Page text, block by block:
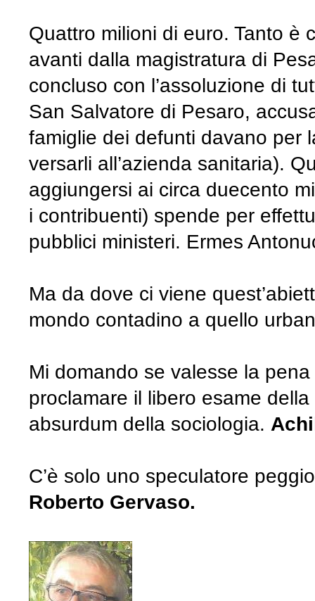
Quattro milioni di euro. Tanto è
avanti dalla magistratura di
concluso con l’assoluzione di
San Salvatore di Pesaro,
famiglie dei defunti davano per
versarli all’azienda sanitaria).
aggiungersi ai circa duecento
i contribuenti) spende per
pubblici ministeri. Ermes
Ma da dove ci viene
mondo contadino a quello
Mi domando se valesse la
proclamare il libero esame
absurdum della sociologia.
C’è solo uno speculatore
Roberto Gervaso.